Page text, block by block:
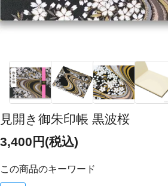
見開き御朱印帳 黒波桜
3,400円(税込)
この商品のキーワード